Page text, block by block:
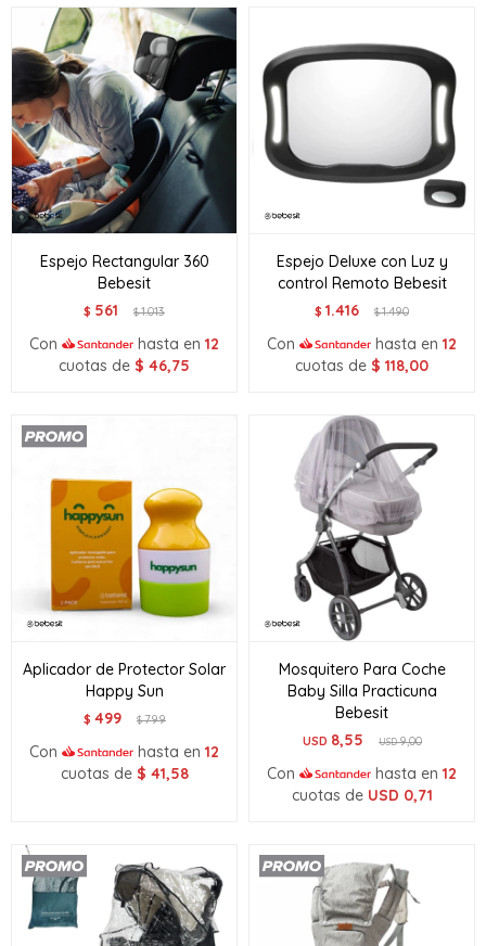
Espejo Rectangular 360
Bebesit
$ 561 $1.013
Con hasta en 12
cuotas de $ 46,75
Espejo Deluxe con Luz y
control Remoto Bebesit
$ 1.416 $1.490
Con hasta en 12
cuotas de $ 118,00
Aplicador de Protector Solar
Happy Sun
$ 499 $799
Con hasta en 12
cuotas de $ 41,58
Mosquitero Para Coche
Baby Silla Practicuna
Bebesit
USD 8,55 USD9,00
Con hasta en 12
cuotas de USD 0,71